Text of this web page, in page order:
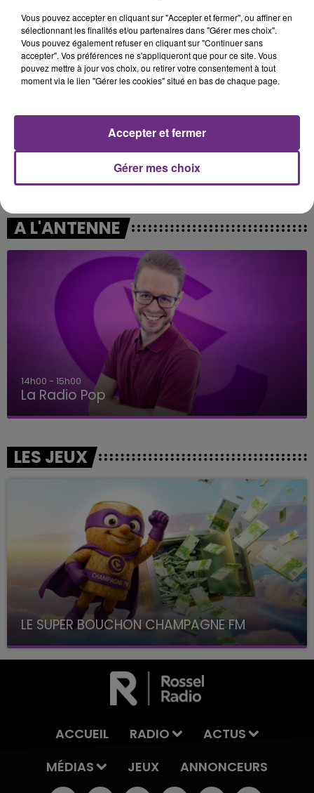
1h32
1h32
OLIVIA RODRIGO
Stupid Song
1h29
1h29
If You Had My Love
A L'ANTENNE
15h00 - 19h00
Le Club Champagne FM
LES JEUX
LE SUPER BOUCHON CHAMPAGNE FM
avec La Famille Champagne FM, à 8H10
ACCUEIL RADIO
ACTUS
MÉDIAS
JEUX ANNONCEURS
Vous pouvez accepter en cliquant sur "Accepter et fermer", ou affiner en
sélectionnant les finalités et/ou partenaires dans "Gérer mes choix".
Vous pouvez également refuser en cliquant sur "Continuer sans
accepter". Vos préférences ne s'appliqueront que pour ce site. Vous
pouvez mettre à jour vos choix, ou retirer votre consentement à tout
moment via le lien "Gérer les cookies" situé en bas de chaque page.
Gérer mes choix
Accepter et fermer